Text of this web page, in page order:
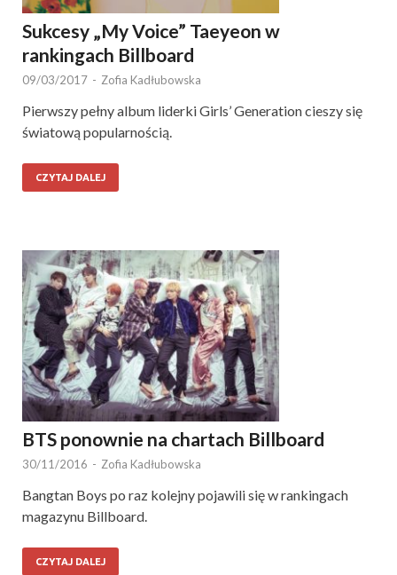
Sukcesy „My Voice” Taeyeon w
rankingach Billboard
09/03/2017 - Zofia Kadłubowska
Pierwszy pełny album liderki Girls’ Generation cieszy się
światową popularnością.
CZYTAJ DALEJ
BTS ponownie na chartach Billboard
30/11/2016 - Zofia Kadłubowska
Bangtan Boys po raz kolejny pojawili się w rankingach
magazynu Billboard.
CZYTAJ DALEJ